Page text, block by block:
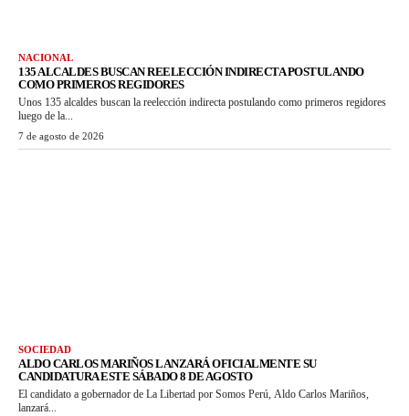
NACIONAL
135 ALCALDES BUSCAN REELECCIÓN INDIRECTA POSTULANDO
COMO PRIMEROS REGIDORES
Unos 135 alcaldes buscan la reelección indirecta postulando como primeros regidores
luego de la...
7 de agosto de 2026
SOCIEDAD
ALDO CARLOS MARIÑOS LANZARÁ OFICIALMENTE SU
CANDIDATURA ESTE SÁBADO 8 DE AGOSTO
El candidato a gobernador de La Libertad por Somos Perú, Aldo Carlos Mariños,
lanzará...